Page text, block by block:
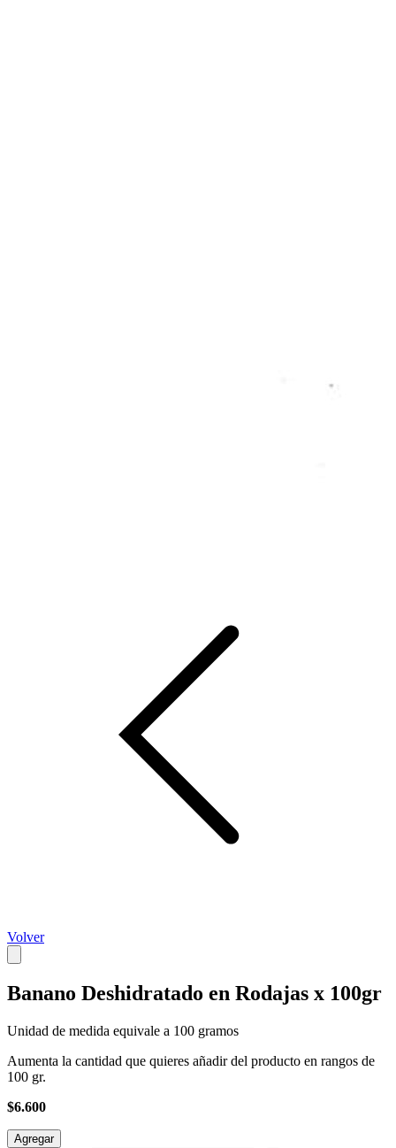
Volver
Banano Deshidratado en Rodajas x 100gr
Unidad de medida equivale a 100 gramos
Aumenta la cantidad que quieres añadir del producto en rangos de
100 gr.
$6.600
Agregar